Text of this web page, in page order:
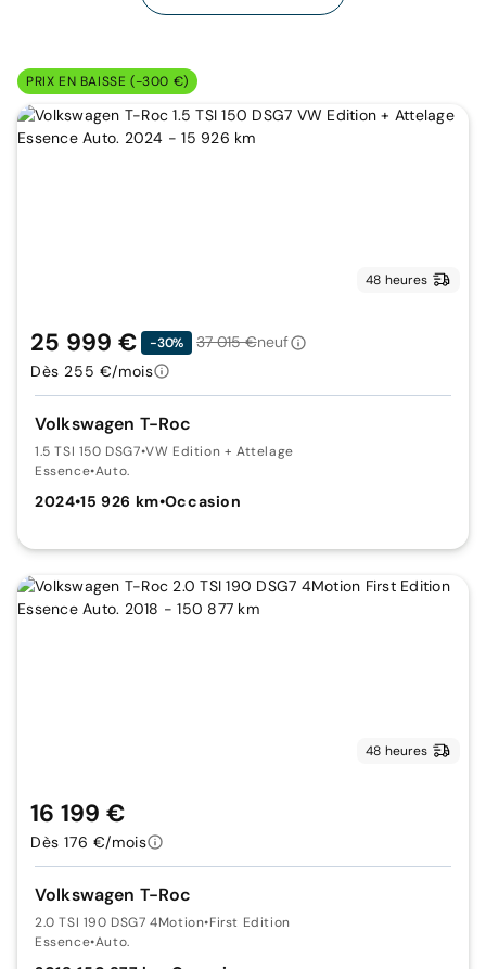
PRIX EN BAISSE (-300 €)
48 heures
Volkswagen T-Roc
1.5 TSI 150 DSG7•VW Edition + Attelage
Essence•Auto.
2024•15 926 km•Occasion
25 999 € -30% 37 015 €neuf
Dès 255 €/mois
48 heures
Volkswagen T-Roc
2.0 TSI 190 DSG7 4Motion•First Edition
Essence•Auto.
16 199 €
Dès 176 €/mois